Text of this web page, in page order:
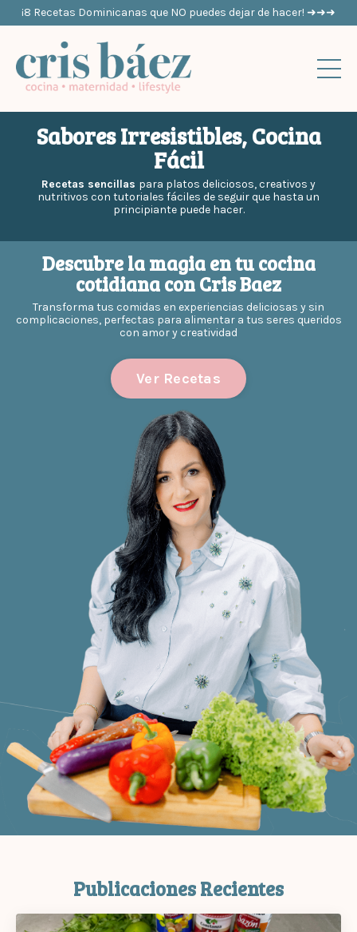
¡8 Recetas Dominicanas que NO puedes dejar de hacer! ➜➜➜
Sabores Irresistibles, Cocina
Fácil
Recetas sencillas para platos deliciosos, creativos y
nutritivos con tutoriales fáciles de seguir que hasta un
principiante puede hacer.
Descubre la magia en tu cocina
cotidiana con Cris Baez
Transforma tus comidas en experiencias deliciosas y sin
complicaciones, perfectas para alimentar a tus seres queridos
con amor y creatividad
Ver Recetas
Publicaciones Recientes